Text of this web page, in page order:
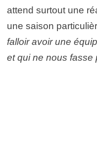
attend surtout une
une saison
falloir avoir une
et qui ne nous fasse